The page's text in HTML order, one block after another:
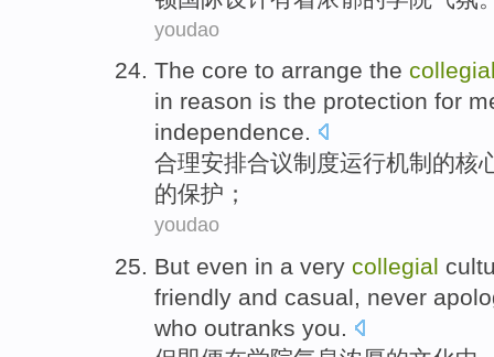
youdao
The core to arrange the
in reason is the protection for
independence.
合理安排合议制度运行机制 的核
的保护 ；
youdao
But even in a very collegial
friendly and casual, never
who outranks you.